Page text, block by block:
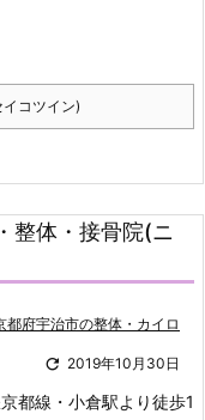
コツイン)
整体・接骨院(ニ
都府宇治市の整体・カイロ
 2019年10月30日
都線・小倉駅より徒歩1